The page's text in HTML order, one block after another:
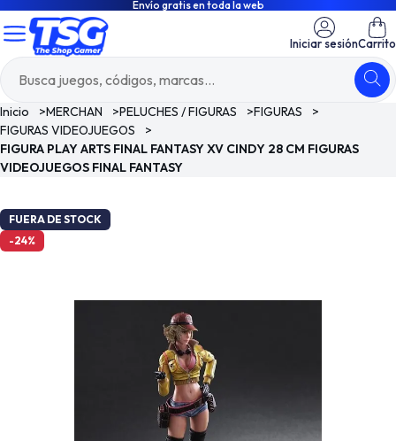
Envío gratis en toda la web
Iniciar sesiónCarrito
Inicio >MERCHAN >PELUCHES / FIGURAS >FIGURAS
>
FIGURAS VIDEOJUEGOS
>
FIGURA PLAY ARTS FINAL FANTASY XV CINDY 28 CM FIGURAS
VIDEOJUEGOS FINAL FANTASY
FUERA DE STOCK
-24%